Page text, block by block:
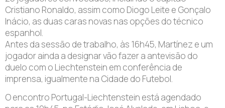
Cristiano Ronaldo, assim como Diogo Leite e Gonçalo
Inácio, as duas caras novas nas opções do técnico
espanhol.
Antes da sessão de trabalho, às 16h45, Martínez e um
jogador ainda a designar vão fazer a antevisão do
duelo com o Liechtenstein em conferência de
imprensa, igualmente na Cidade do Futebol.
O encontro Portugal-Liechtenstein está agendado